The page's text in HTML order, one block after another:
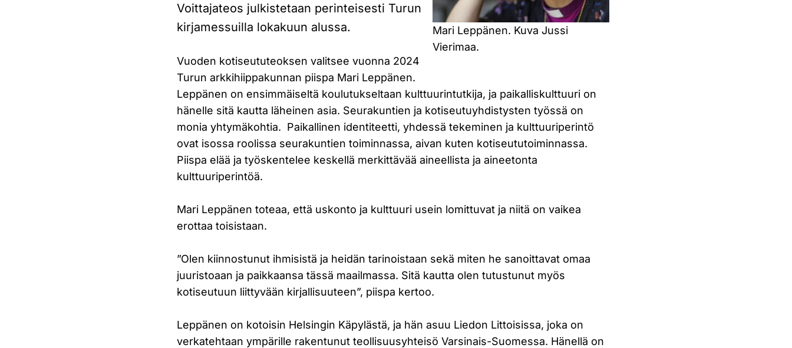
Mari Leppänen. Kuva Jussi
Vierimaa.
Voittajateos julkistetaan perinteisesti Turun
kirjamessuilla lokakuun alussa.
Vuoden kotiseututeoksen valitsee vuonna 2024
Turun arkkihiippakunnan piispa Mari Leppänen.
Leppänen on ensimmäiseltä koulutukseltaan kulttuurintutkija, ja paikalliskulttuuri on
hänelle sitä kautta läheinen asia. Seurakuntien ja kotiseutuyhdistysten työssä on
monia yhtymäkohtia. Paikallinen identiteetti, yhdessä tekeminen ja kulttuuriperintö
ovat isossa roolissa seurakuntien toiminnassa, aivan kuten kotiseututoiminnassa.
Piispa elää ja työskentelee keskellä merkittävää aineellista ja aineetonta
kulttuuriperintöä.
Mari Leppänen toteaa, että uskonto ja kulttuuri usein lomittuvat ja niitä on vaikea
erottaa toisistaan.
”Olen kiinnostunut ihmisistä ja heidän tarinoistaan sekä miten he sanoittavat omaa
juuristoaan ja paikkaansa tässä maailmassa. Sitä kautta olen tutustunut myös
kotiseutuun liittyvään kirjallisuuteen”, piispa kertoo.
Leppänen on kotoisin Helsingin Käpylästä, ja hän asuu Liedon Littoisissa, joka on
verkatehtaan ympärille rakentunut teollisuusyhteisö Varsinais-Suomessa. Hänellä on